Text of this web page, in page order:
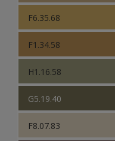
F6.35.68
F1.34.58
H1.16.58
G5.19.40
F8.07.83